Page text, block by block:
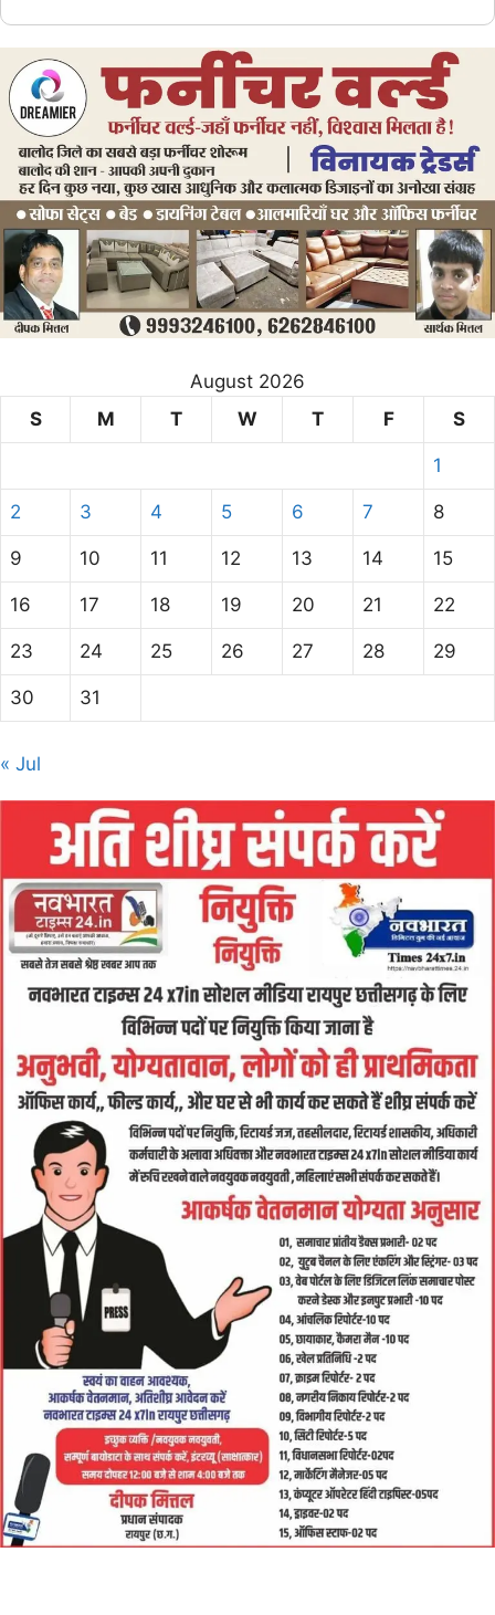
August 2026
S
M T W T F S
1
2 3 4 5 6 7 8
9 10 11 12 13 14 15
16 17 18 19 20 21 22
23 24 25 26 27 28 29
30 31
« Jul